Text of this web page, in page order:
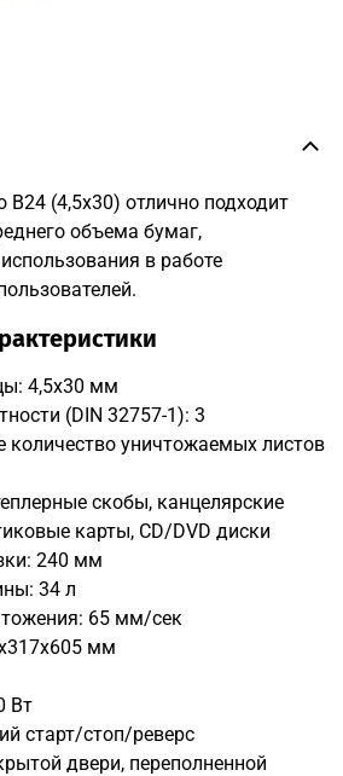
B24 (4,5x30) отлично подходит
объема бумаг,
в работе
4,5x30 мм
(DIN 32757-1): 3
уничтожаемых листов
скобы, канцелярские
карты, CD/DVD диски
240 мм
34 л
65 мм/сек
мм
Вт
старт/стоп/реверс
двери, переполненной